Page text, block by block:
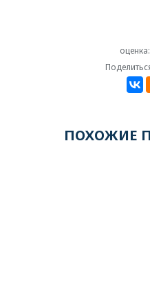
оценка:
ПОХОЖИЕ